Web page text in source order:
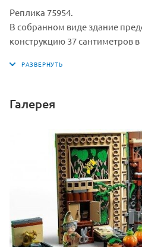
Реплика 75954.
В собранном виде здание
конструкцию 37 сантиметров
минифигурок. Юные студенты
Сьюзан Боунс. Преподаватели
заикающийся профессор по
Квирелл со сменным лицом
Хагрид и директор школы
из обитателей замка -
Безголовый Ник.
Также к этому лего-набору
фигурки почтовой полярной
крысы Рона - Коросты и
Фоукса. Рассадите всех
заколдованного холла,
Галерея